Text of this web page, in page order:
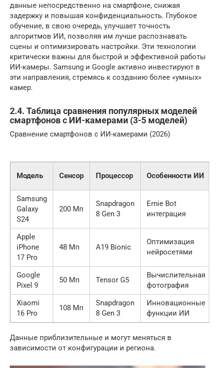
данные непосредственно на смартфоне, снижая
задержку и повышая конфиденциальность. Глубокое
обучение, в свою очередь, улучшает точность
алгоритмов ИИ, позволяя им лучше распознавать
сцены и оптимизировать настройки. Эти технологии
критически важны для быстрой и эффективной работы
ИИ-камеры. Samsung и Google активно инвестируют в
эти направления, стремясь к созданию более «умных»
камер.
2.4. Таблица сравнения популярных моделей
смартфонов с ИИ-камерами (3-5 моделей)
Сравнение смартфонов с ИИ-камерами (2026)
Модель Сенсор Процессор Особенности ИИ
Samsung
Galaxy
S24
200 Мп
Snapdragon
8 Gen 3
Ernie Bot
интеграция
Apple
iPhone
17 Pro
48 Мп A19 Bionic
Оптимизация
нейросетями
Google
Pixel 9
50 Мп Tensor G5
Вычислительная
фотография
Xiaomi
16 Pro
108 Мп
Snapdragon
8 Gen 3
Инновационные
функции ИИ
Данные приблизительные и могут меняться в
зависимости от конфигурации и региона.